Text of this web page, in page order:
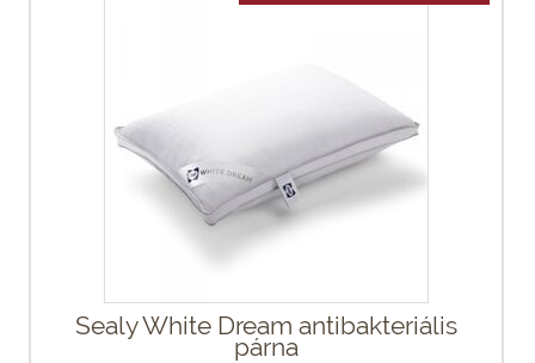
Sealy White Dream antibakteriális
párna